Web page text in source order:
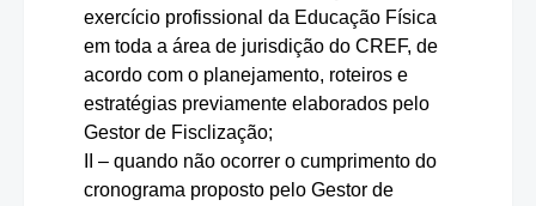
exercício profissional da Educação Física
em toda a área de jurisdição do CREF, de
acordo com o planejamento, roteiros e
estratégias previamente elaborados pelo
Gestor de Fisclização;
II – quando não ocorrer o cumprimento do
cronograma proposto pelo Gestor de